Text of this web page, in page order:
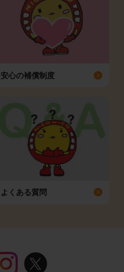
安心の補償制度
よくある質問